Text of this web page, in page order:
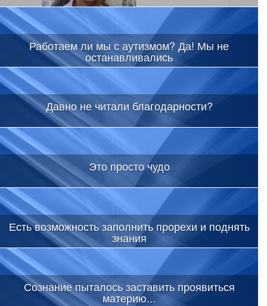
Работаем ли мы с аутизмом? Да! Мы не
останавливались
Давно не читали благодарности?
Это просто чудо
Есть возможность заполнить прорехи и поднять
знания
Сознание пыталось заставить проявиться
материю...